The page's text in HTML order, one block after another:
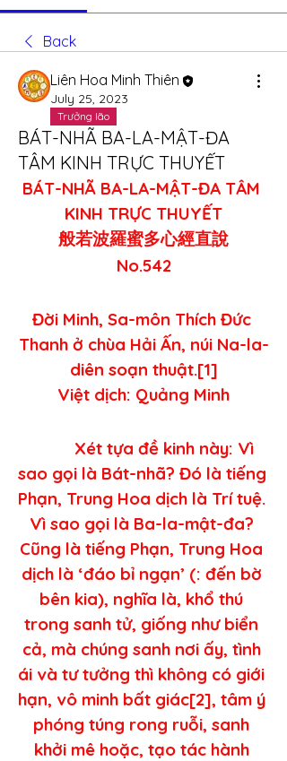
Back
Liên Hoa Minh Thiên
July 25, 2023
Trưởng lão
BÁT-NHÃ BA-LA-MẬT-ĐA
TÂM KINH TRỰC THUYẾT
BÁT-NHÃ BA-LA-MẬT-ĐA TÂM
KINH TRỰC THUYẾT
般若波羅蜜多心經直說
No.542
Đời Minh, Sa-môn Thích Đức
Thanh ở chùa Hải Ấn, núi Na-la-
diên soạn thuật.[1]
Việt dịch: Quảng Minh
sao gọi là Bát-nhã? Đó là tiếng
Phạn, Trung Hoa dịch là Trí tuệ.
Vì sao gọi là Ba-la-mật-đa?
Cũng là tiếng Phạn, Trung Hoa
dịch là ‘đáo bỉ ngạn’ (: đến bờ
bên kia), nghĩa là, khổ thú
trong sanh tử, giống như biển
cả, mà chúng sanh nơi ấy, tình
ái và tư tưởng thì không có giới
hạn, vô minh bất giác[2], tâm ý
phóng túng rong ruỗi, sanh
khởi mê hoặc, tạo tác hành